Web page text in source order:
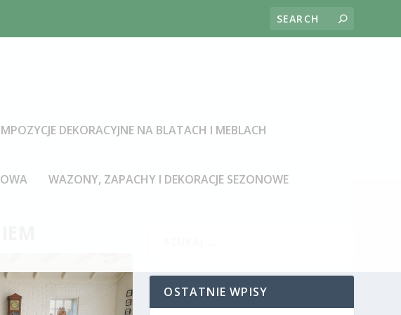
DEKORACYJNE NA BLATACH I MEBLACH
WAZONY, ZAPACHY I DEKORACJE SEZONOWE
OSTATNIE WPISY